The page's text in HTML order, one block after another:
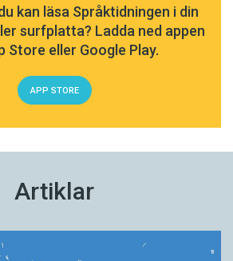
kan läsa Språktidningen i din
surfplatta? Ladda ned appen
Store eller Google Play.
APP STORE
Artiklar